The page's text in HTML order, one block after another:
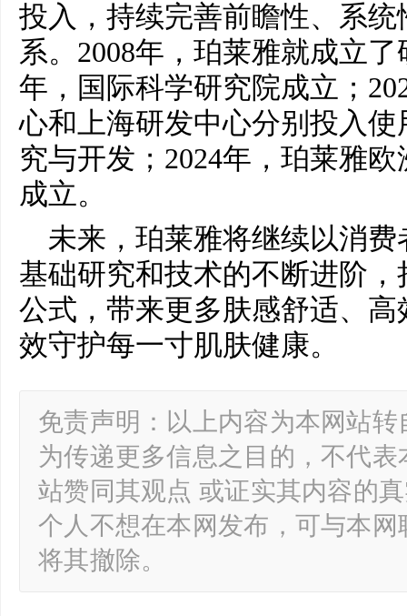
投入，持续完善前瞻性、系
系。2008年，珀莱雅就成立
年，国际科学研究院成立；
心和上海研发中心分别投入
究与开发；2024年，珀莱雅
成立。
未来，珀莱雅将继续以消
基础研究和技术的不断进阶
公式，带来更多肤感舒适、
效守护每一寸肌肤健康。
免责声明：以上内容为本网站
为传递更多信息之目的，不代
站赞同其观点 或证实其内容的
个人不想在本网发布，可与本
将其撤除。